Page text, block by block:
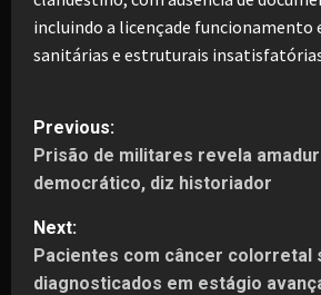
incluindo a licençade funcionamento
sanitárias e estruturais
P
o
s
t
Previous:
Prisão de militares revela
democrático, diz historiador
Next:
Pacientes com câncer colorretal
diagnosticados em estágio